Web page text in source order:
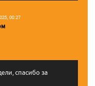
00:27
спасибо за